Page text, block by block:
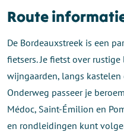
Route
De Bordeauxstreek is een
fietsers. Je fietst over
wijngaarden, langs kastelen
Onderweg passeer je
Médoc, Saint-Émilion en
en rondleidingen kunt